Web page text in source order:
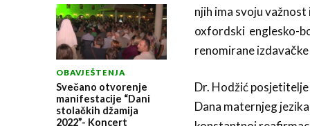
OBAVJEŠTENJA
Svečano otvorenje
manifestacije “Dani
stolačkih džamija
2022”- Koncert
njih ima svoju
oxfordski englesko-
renomirane izdavačke
Dr. Hodžić
Dana maternjeg